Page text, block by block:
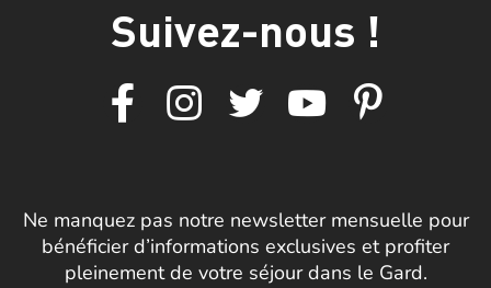
Suivez-nous !
Ne manquez pas notre newsletter mensuelle pour
bénéficier d’informations exclusives et profiter
pleinement de votre séjour dans le Gard.